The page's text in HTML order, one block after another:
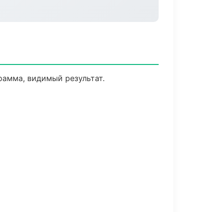
видимый результат.